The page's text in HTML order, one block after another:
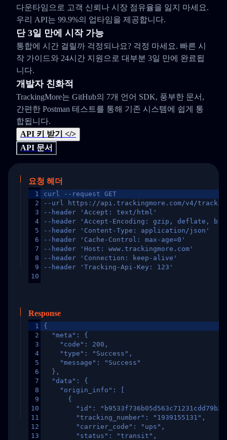
다운타임으로 고객 신뢰나 시장 점유율을 잃지 마세요.
우리 API는 99.9%의 업타임을 제공합니다.
단 3일 만에 시작 가능
통합에 시간 걸릴까 걱정되나요? 걱정 마세요. 빠른 시
작 가이드와 24시간 지원으로 대부분 3일 만에 완료됩
니다.
개발자 친화적
TrackingMore는 GitHub의 7개 언어 SDK, 풍부한 문서,
간편한 Postman 테스트를 통해 기존 시스템에 쉽게 통
합됩니다.
API 키 받기 </>
API 문서
요청 헤더
1
2
3
4
5
6
7
8
9
10
curl --request GET
--url https://api.trackingmore.com/v4/trackings/
--header 'Accept: text/html'
--header 'Accept-Encoding: gzip, deflate,
--header 'Content-Type: application/json'
--header 'Cache-Control: max-age=0'
--header 'Host: www.trackingmore.com'
--header 'Connection: keep-alive'
--header 'Tracking-Api-Key: 123'
Response
1
2
3
4
5
6
7
8
9
10
11
12
13
{
  "meta": {
    "code": 200,
    "type": "Success",
    "message": "Success"
  },
  "data": {
    "origin_info": [
      {
"id":
        "tracking_number": "1939155131",
        "carrier_code": "ups",
        "status": "transit",